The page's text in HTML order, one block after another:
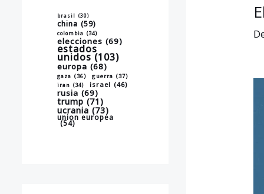
brasil (30)
china (59)
colombia (34)
elecciones (69)
estados
unidos (103)
europa (68)
gaza (36) guerra (37)
iran (34) israel (46)
rusia (69)
trump (71)
ucrania (73)
union europea
(54)